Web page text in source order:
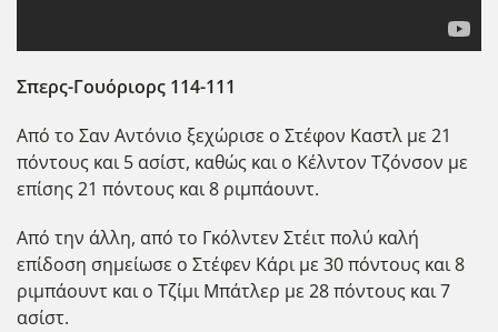
Σπερς-Γουόριορς 114-111
Από το Σαν Αντόνιο ξεχώρισε ο Στέφον Καστλ με 21
πόντους και 5 ασίστ, καθώς και ο Κέλντον Τζόνσον με
επίσης 21 πόντους και 8 ριμπάουντ.
Από την άλλη, από το Γκόλντεν Στέιτ πολύ καλή
επίδοση σημείωσε ο Στέφεν Κάρι με 30 πόντους και 8
ριμπάουντ και ο Τζίμι Μπάτλερ με 28 πόντους και 7
ασίστ.